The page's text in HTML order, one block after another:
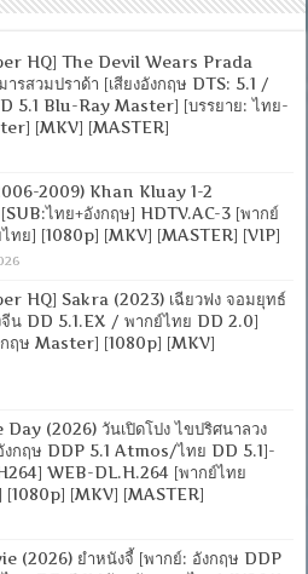
HQ] The Devil Wears Prada
รสวมปราด้า [เสียงอังกฤษ DTS: 5.1 /
5.1 Blu-Ray Master] [บรรยาย: ไทย-
[MKV] [MASTER]
2009) Khan Kluay 1-2
ไทย+อังกฤษ] HDTV.AC-3 [พากย์
ไทย] [1080p] [MKV] [MASTER] [VIP]
HQ] Sakra (2023) เฉียวฟง จอมยุทธ์
จีน DD 5.1.EX / พากย์ไทย DD 2.0]
กฤษ Master] [1080p] [MKV]
(2026) วันเปิดโปง ไขปริศนาลวง
งกฤษ DDP 5.1 Atmos/ไทย DD 5.1]-
WEB-DL.H.264 [พากย์ไทย
[1080p] [MKV] [MASTER]
(2026) ยำหนังจี้ [พากย์: อังกฤษ DDP